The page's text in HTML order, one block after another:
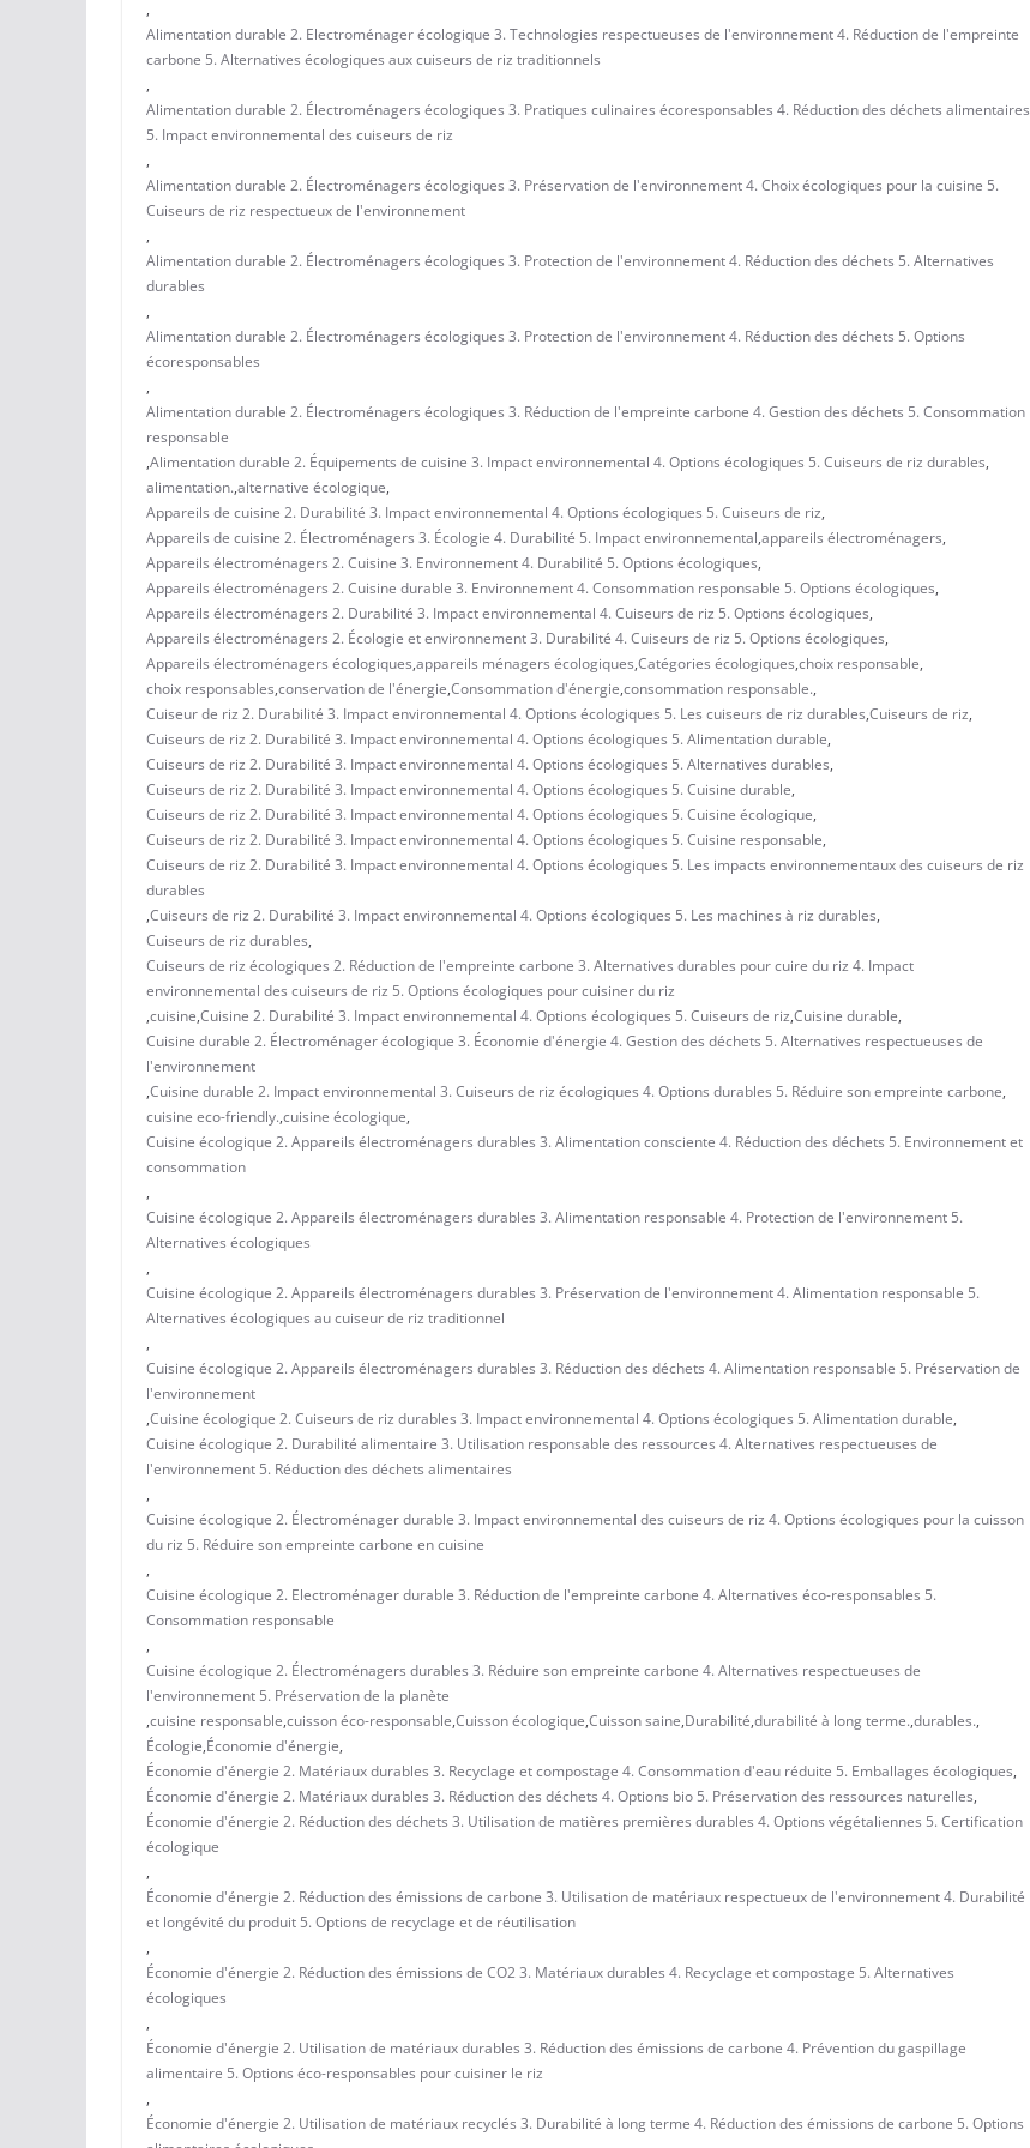
,
Alimentation durable 2. Electroménager écologique 3. Technologies respectueuses de l'environnement 4. Réduction de l'empreinte
carbone 5. Alternatives écologiques aux cuiseurs de riz traditionnels
,
Alimentation durable 2. Électroménagers écologiques 3. Pratiques culinaires écoresponsables 4. Réduction des déchets alimentaires
5. Impact environnemental des cuiseurs de riz
,
Alimentation durable 2. Électroménagers écologiques 3. Préservation de l'environnement 4. Choix écologiques pour la cuisine 5.
Cuiseurs de riz respectueux de l'environnement
,
Alimentation durable 2. Électroménagers écologiques 3. Protection de l'environnement 4. Réduction des déchets 5. Alternatives
durables
,
Alimentation durable 2. Électroménagers écologiques 3. Protection de l'environnement 4. Réduction des déchets 5. Options
écoresponsables
,
Alimentation durable 2. Électroménagers écologiques 3. Réduction de l'empreinte carbone 4. Gestion des déchets 5. Consommation
responsable
,Alimentation durable 2. Équipements de cuisine 3. Impact environnemental 4. Options écologiques 5. Cuiseurs de riz durables,
alimentation.,alternative écologique,
Appareils de cuisine 2. Durabilité 3. Impact environnemental 4. Options écologiques 5. Cuiseurs de riz,
Appareils de cuisine 2. Électroménagers 3. Écologie 4. Durabilité 5. Impact environnemental,appareils électroménagers,
Appareils électroménagers 2. Cuisine 3. Environnement 4. Durabilité 5. Options écologiques,
Appareils électroménagers 2. Cuisine durable 3. Environnement 4. Consommation responsable 5. Options écologiques,
Appareils électroménagers 2. Durabilité 3. Impact environnemental 4. Cuiseurs de riz 5. Options écologiques,
Appareils électroménagers 2. Écologie et environnement 3. Durabilité 4. Cuiseurs de riz 5. Options écologiques,
Appareils électroménagers écologiques,appareils ménagers écologiques,Catégories écologiques,choix responsable,
choix responsables,conservation de l'énergie,Consommation d'énergie,consommation responsable.,
Cuiseur de riz 2. Durabilité 3. Impact environnemental 4. Options écologiques 5. Les cuiseurs de riz durables,Cuiseurs de riz,
Cuiseurs de riz 2. Durabilité 3. Impact environnemental 4. Options écologiques 5. Alimentation durable,
Cuiseurs de riz 2. Durabilité 3. Impact environnemental 4. Options écologiques 5. Alternatives durables,
Cuiseurs de riz 2. Durabilité 3. Impact environnemental 4. Options écologiques 5. Cuisine durable,
Cuiseurs de riz 2. Durabilité 3. Impact environnemental 4. Options écologiques 5. Cuisine écologique,
Cuiseurs de riz 2. Durabilité 3. Impact environnemental 4. Options écologiques 5. Cuisine responsable,
Cuiseurs de riz 2. Durabilité 3. Impact environnemental 4. Options écologiques 5. Les impacts environnementaux des cuiseurs de riz
durables
,Cuiseurs de riz 2. Durabilité 3. Impact environnemental 4. Options écologiques 5. Les machines à riz durables,
Cuiseurs de riz durables,
Cuiseurs de riz écologiques 2. Réduction de l'empreinte carbone 3. Alternatives durables pour cuire du riz 4. Impact
environnemental des cuiseurs de riz 5. Options écologiques pour cuisiner du riz
,cuisine,Cuisine 2. Durabilité 3. Impact environnemental 4. Options écologiques 5. Cuiseurs de riz,Cuisine durable,
Cuisine durable 2. Électroménager écologique 3. Économie d'énergie 4. Gestion des déchets 5. Alternatives respectueuses de
l'environnement
,Cuisine durable 2. Impact environnemental 3. Cuiseurs de riz écologiques 4. Options durables 5. Réduire son empreinte carbone,
cuisine eco-friendly.,cuisine écologique,
Cuisine écologique 2. Appareils électroménagers durables 3. Alimentation consciente 4. Réduction des déchets 5. Environnement et
consommation
,
Cuisine écologique 2. Appareils électroménagers durables 3. Alimentation responsable 4. Protection de l'environnement 5.
Alternatives écologiques
,
Cuisine écologique 2. Appareils électroménagers durables 3. Préservation de l'environnement 4. Alimentation responsable 5.
Alternatives écologiques au cuiseur de riz traditionnel
,
Cuisine écologique 2. Appareils électroménagers durables 3. Réduction des déchets 4. Alimentation responsable 5. Préservation de
l'environnement
,Cuisine écologique 2. Cuiseurs de riz durables 3. Impact environnemental 4. Options écologiques 5. Alimentation durable,
Cuisine écologique 2. Durabilité alimentaire 3. Utilisation responsable des ressources 4. Alternatives respectueuses de
l'environnement 5. Réduction des déchets alimentaires
,
Cuisine écologique 2. Électroménager durable 3. Impact environnemental des cuiseurs de riz 4. Options écologiques pour la cuisson
du riz 5. Réduire son empreinte carbone en cuisine
,
Cuisine écologique 2. Electroménager durable 3. Réduction de l'empreinte carbone 4. Alternatives éco-responsables 5.
Consommation responsable
,
Cuisine écologique 2. Électroménagers durables 3. Réduire son empreinte carbone 4. Alternatives respectueuses de
l'environnement 5. Préservation de la planète
,cuisine responsable,cuisson éco-responsable,Cuisson écologique,Cuisson saine,Durabilité,durabilité à long terme.,durables.,
Écologie,Économie d'énergie,
Économie d'énergie 2. Matériaux durables 3. Recyclage et compostage 4. Consommation d'eau réduite 5. Emballages écologiques,
Économie d'énergie 2. Matériaux durables 3. Réduction des déchets 4. Options bio 5. Préservation des ressources naturelles,
Économie d'énergie 2. Réduction des déchets 3. Utilisation de matières premières durables 4. Options végétaliennes 5. Certification
écologique
,
Économie d'énergie 2. Réduction des émissions de carbone 3. Utilisation de matériaux respectueux de l'environnement 4. Durabilité
et longévité du produit 5. Options de recyclage et de réutilisation
,
Économie d'énergie 2. Réduction des émissions de CO2 3. Matériaux durables 4. Recyclage et compostage 5. Alternatives
écologiques
,
Économie d'énergie 2. Utilisation de matériaux durables 3. Réduction des émissions de carbone 4. Prévention du gaspillage
alimentaire 5. Options éco-responsables pour cuisiner le riz
,
Économie d'énergie 2. Utilisation de matériaux recyclés 3. Durabilité à long terme 4. Réduction des émissions de carbone 5. Options